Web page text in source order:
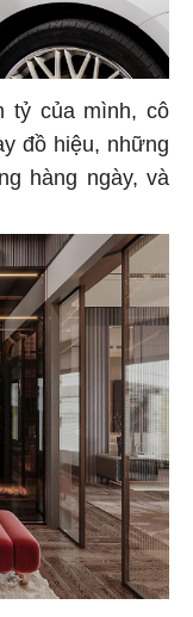
tỷ của mình, cô
đồ hiệu, những
hàng ngày, và